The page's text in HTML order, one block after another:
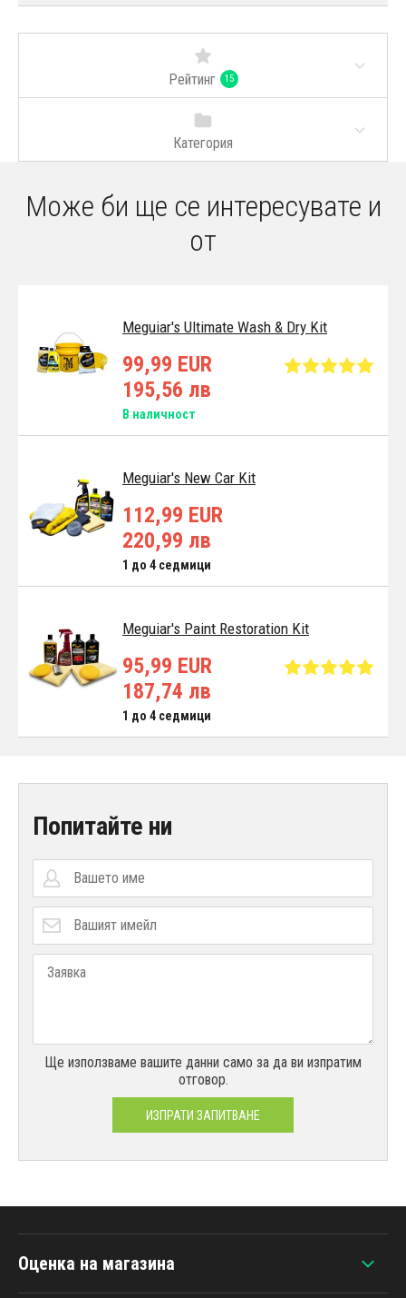
Рейтинг 15
Категория
Може би ще се интересувате и
от
Meguiar's Ultimate Wash & Dry Kit
99,99 EUR
195,56 лв
В наличност
Meguiar's New Car Kit
112,99 EUR
220,99 лв
1 до 4 седмици
Meguiar's Paint Restoration Kit
95,99 EUR
187,74 лв
1 до 4 седмици
Попитайте ни
Ще използваме вашите данни само за да ви изпратим
отговор.
ИЗПРАТИ ЗАПИТВАНЕ
Оценка на магазина